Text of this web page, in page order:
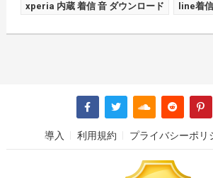
xperia 内蔵 着信 音 ダウンロード line着
導入 利用規約 プライバシーポリ